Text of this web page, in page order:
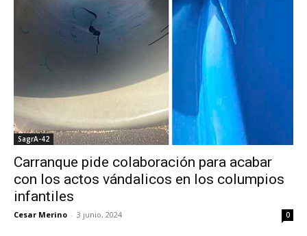
SagrA-42
Carranque pide colaboración para acabar
con los actos vándalicos en los columpios
infantiles
Cesar Merino - 3 junio, 2024 0